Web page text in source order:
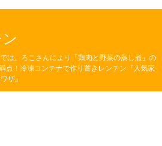
は、ろこさんにより「鶏肉と野菜の蒸し煮」の
点！冷凍コンテナで作り置きレンチン『人気家
ザ』